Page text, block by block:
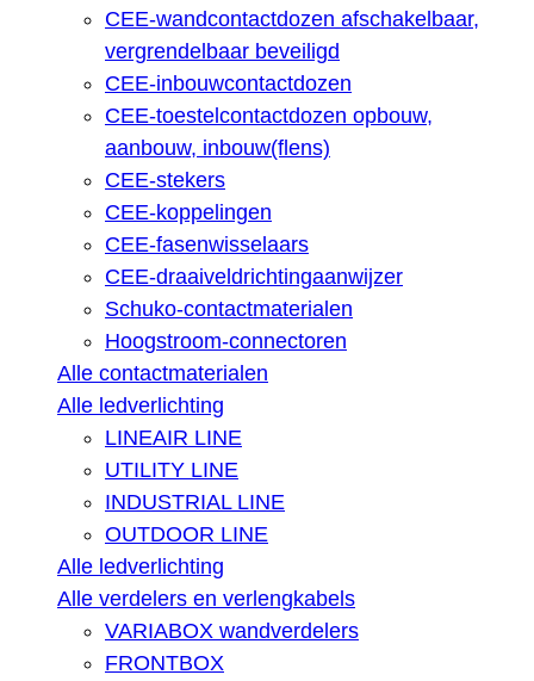
CEE-wandcontactdozen afschakelbaar,
vergrendelbaar beveiligd
CEE-inbouwcontactdozen
CEE-toestelcontactdozen opbouw,
aanbouw, inbouw(flens)
CEE-stekers
CEE-koppelingen
CEE-fasenwisselaars
CEE-draaiveldrichtingaanwijzer
Schuko-contactmaterialen
Hoogstroom-connectoren
Alle contactmaterialen
Alle ledverlichting
LINEAIR LINE
UTILITY LINE
INDUSTRIAL LINE
OUTDOOR LINE
Alle ledverlichting
Alle verdelers en verlengkabels
VARIABOX wandverdelers
FRONTBOX